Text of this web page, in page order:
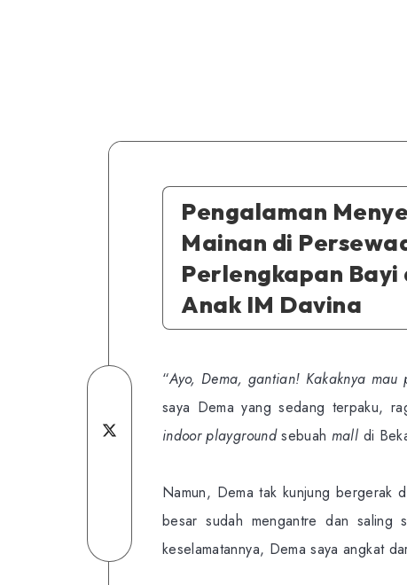
Pengalaman
Mainan di
Perlengkapan Bayi
Anak IM Davina
Share
on
Telegram
on
“Ayo, Dema, gantian! Kakaknya mau
saya Dema yang sedang terpaku,
indoor playgroundsebuah mall di
Namun, Dema tak kunjung bergerak
besar sudah mengantre dan saling
keselamatannya, Dema saya angkat